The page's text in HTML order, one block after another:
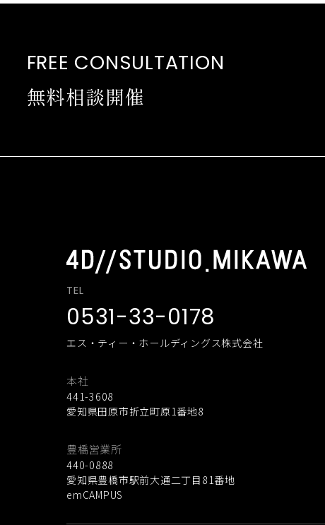
FREE CONSULTATION
無料相談開催
TEL
0531-33-0178
エス・ティー・ホールディングス株式会社
本社
441-3608
愛知県田原市折立町原1番地8
豊橋営業所
440-0888
愛知県豊橋市駅前大通二丁目81番地
emCAMPUS